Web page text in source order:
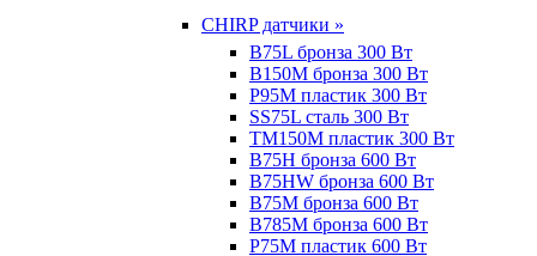
CHIRP датчики »
B75L бронза 300 Вт
B150M бронза 300 Вт
P95M пластик 300 Вт
SS75L сталь 300 Вт
TM150M пластик 300 Вт
B75H бронза 600 Вт
B75HW бронза 600 Вт
B75M бронза 600 Вт
B785M бронза 600 Вт
P75M пластик 600 Вт